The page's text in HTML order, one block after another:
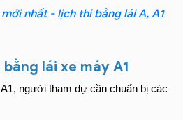
nhất - lịch thi bằng lái A, A1
lái xe máy A1
người tham dự cần chuẩn bị các